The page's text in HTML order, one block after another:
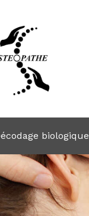
biologique